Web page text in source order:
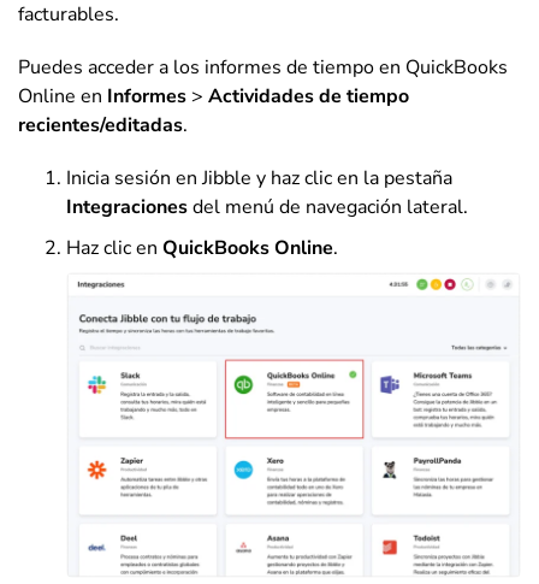
facturables.
Puedes acceder a los informes de tiempo en QuickBooks
Online en Informes > Actividades de tiempo
recientes/editadas.
Inicia sesión en Jibble y haz clic en la pestaña
Integracionesdel menú de navegación lateral.
Haz clic en QuickBooks Online.